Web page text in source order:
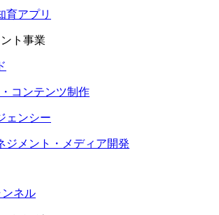
育アプリ
ト事業
コンテンツ制作
ェンシー
ジメント・メディア開発
ンネル